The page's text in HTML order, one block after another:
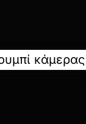
κάμερας